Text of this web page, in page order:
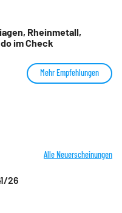
Rheinmetall,
im Check
Mehr Empfehlungen
Alle Neuerscheinungen
26